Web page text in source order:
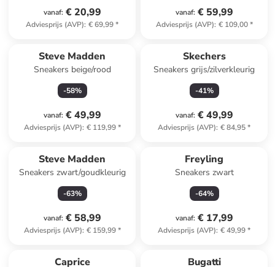
vanaf: € 20,99
Adviesprijs (AVP): € 69,99*
vanaf: € 59,99
Adviesprijs (AVP): € 109,00*
Steve Madden
Sneakers beige/rood
-58%
vanaf: € 49,99
Adviesprijs (AVP): € 119,99*
Skechers
Sneakers grijs/zilverkleurig
-41%
vanaf: € 49,99
Adviesprijs (AVP): € 84,95*
Steve Madden
Sneakers zwart/goudkleurig
-63%
vanaf: € 58,99
Adviesprijs (AVP): € 159,99*
Freyling
Sneakers zwart
-64%
vanaf: € 17,99
Adviesprijs (AVP): € 49,99*
Caprice Bugatti